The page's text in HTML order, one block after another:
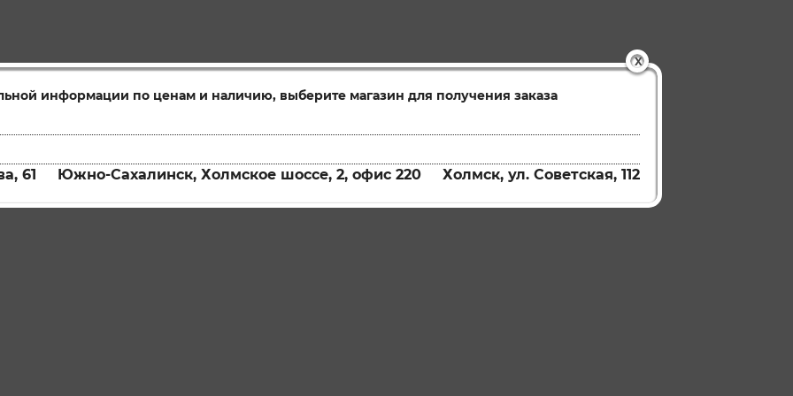
X
информации по ценам и наличию, выберите магазин для получения заказа
61 Южно-Сахалинск, Холмское шоссе, 2, офис 220 Холмск, ул. Советская, 112